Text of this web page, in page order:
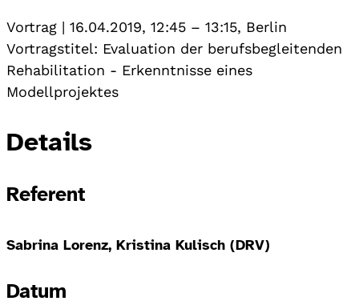
Vortrag | 16.04.2019, 12:45 – 13:15, Berlin
Vortragstitel: Evaluation der berufsbegleitenden
Rehabilitation - Erkenntnisse eines
Modellprojektes
Details
Referent
Sabrina Lorenz, Kristina Kulisch (DRV)
Datum